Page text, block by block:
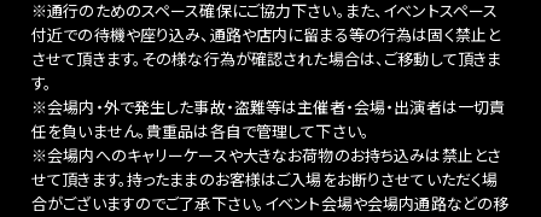
※通行のためのスペース確保にご協力下さい。また、イベントスペース
付近での待機や座り込み、通路や店内に留まる等の行為は固く禁止と
させて頂きます。その様な行為が確認された場合は、ご移動して頂きま
す。
※会場内・外で発生した事故・盗難等は主催者・会場・出演者は一切責
任を負いません。貴重品は各自で管理して下さい。
※会場内へのキャリーケースや大きなお荷物のお持ち込みは禁止とさ
せて頂きます。持ったままのお客様はご入場をお断りさせていただく場
合がございますのでご了承下さい。イベント会場や会場内通路などの移